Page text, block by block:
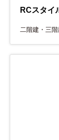
RCスタイ
二階建・三